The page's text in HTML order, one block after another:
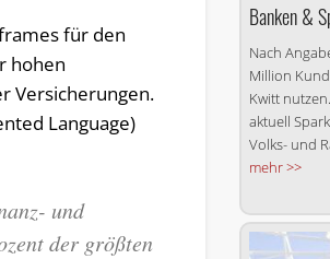
für den
hohen
Versicherungen.
Language)
und
der größten
Banken &
Nach
Million
Kwitt
aktuell
Volks- und
mehr >>